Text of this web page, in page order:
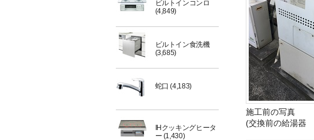
ビルトインコンロ
(4,849)
ビルトイン食洗機
(3,685)
蛇口 (4,183)
IHクッキングヒータ
ー (1,430)
施工前の写真
(交換前の給湯器